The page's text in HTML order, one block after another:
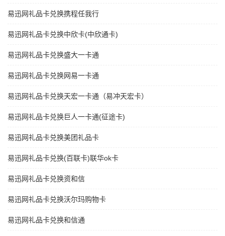
易迅网礼品卡兑换携程任我行
易迅网礼品卡兑换中欣卡(中欣通卡)
易迅网礼品卡兑换盛大一卡通
易迅网礼品卡兑换网易一卡通
易迅网礼品卡兑换天宏一卡通（易冲天宏卡）
易迅网礼品卡兑换巨人一卡通(征途卡)
易迅网礼品卡兑换美团礼品卡
易迅网礼品卡兑换(百联卡)联华ok卡
易迅网礼品卡兑换资和信
易迅网礼品卡兑换沃尔玛购物卡
易迅网礼品卡兑换和信通